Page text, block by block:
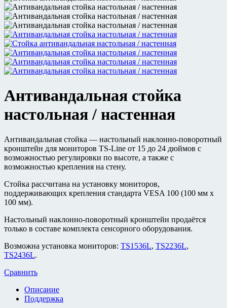
Антивандальная стойка
настольная / настенная
Антивандальная стойка — настольный наклонно-поворотный
кронштейн для мониторов TS-Line от 15 до 24 дюймов c
возможностью регулировки по высоте, а также с
возможностью крепления на стену.
Стойка рассчитана на установку мониторов,
поддерживающих крепления стандарта VESA 100 (100 мм х
100 мм).
Настольный наклонно-поворотный кронштейн продаётся
только в составе комплекта сенсорного оборудования.
Возможна установка мониторов: TS1536L, TS2236L,
TS2436L.
Сравнить
Описание
Поддержка